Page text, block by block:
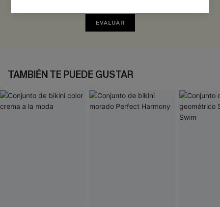
EVALUAR
TAMBIÉN TE PUEDE GUSTAR